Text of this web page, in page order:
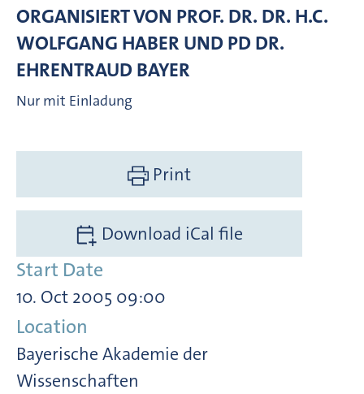
ORGANISIERT VON PROF. DR. DR. H.C.
WOLFGANG HABER UND PD DR.
EHRENTRAUD BAYER
Nur mit Einladung
Print
Download iCal file
Start Date
10. Oct 2005 09:00
Location
Bayerische Akademie der
Wissenschaften